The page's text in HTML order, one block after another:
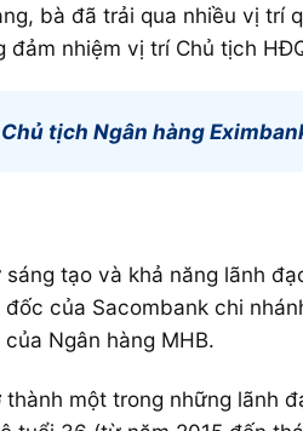
bà đã trải qua nhiều vị trí
nhiệm vị trí Chủ tịch
tịch Ngân hàng
tạo và khả năng lãnh
của Sacombank chi
Ngân hàng MHB.
một trong những lãnh